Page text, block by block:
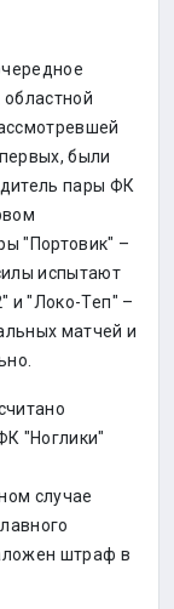
были
пары ФК
"Портовик" –
испытают
и "Локо-Теп" –
матчей и
"Ноглики"
случае
штраф в